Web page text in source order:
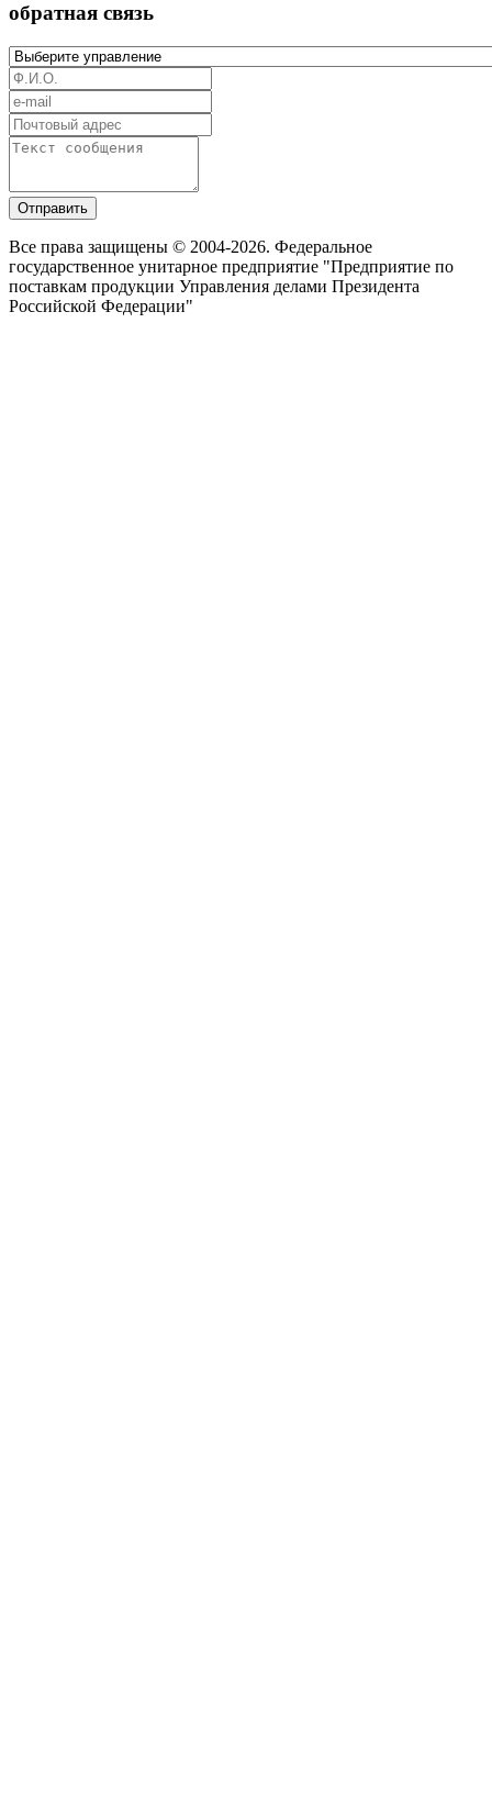
обратная связь
Отправить
Все права защищены © 2004-2026. Федеральное
государственное унитарное предприятие "Предприятие по
поставкам продукции Управления делами Президента
Российской Федерации"